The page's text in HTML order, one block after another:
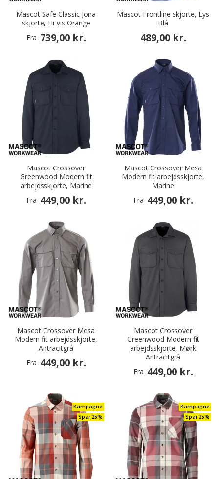
Mascot Safe Classic Jona
skjorte, Hi-vis Orange
Fra 739,00 kr.
Mascot Frontline skjorte, Lys
Blå
489,00 kr.
Mascot Crossover
Greenwood Modern fit
arbejdsskjorte, Marine
Fra 449,00 kr.
Mascot Crossover Mesa
Modern fit arbejdsskjorte,
Marine
Fra 449,00 kr.
Mascot Crossover Mesa
Modern fit arbejdsskjorte,
Antracitgrå
Fra 449,00 kr.
Mascot Crossover
Greenwood Modern fit
arbejdsskjorte, Mørk
Antracitgrå
Fra 449,00 kr.
Kampagne
Spar 25%
Kampagne
Spar 25%